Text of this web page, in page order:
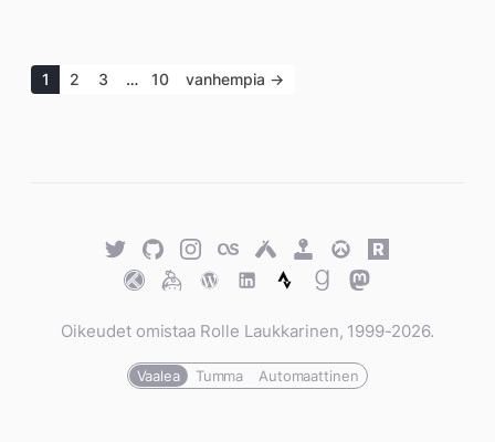
1 2 3 … 10 vanhempia →
TwitterGitHubTwitterLast.fmUntappd
Retro
Achievements
Overwatch
Rawg.io
TraktKeybaseWordPress
WordPress
StravaGoodreads
Mastodon
Oikeudet omistaa Rolle Laukkarinen, 1999-2026.
Vaalea Tumma Automaattinen